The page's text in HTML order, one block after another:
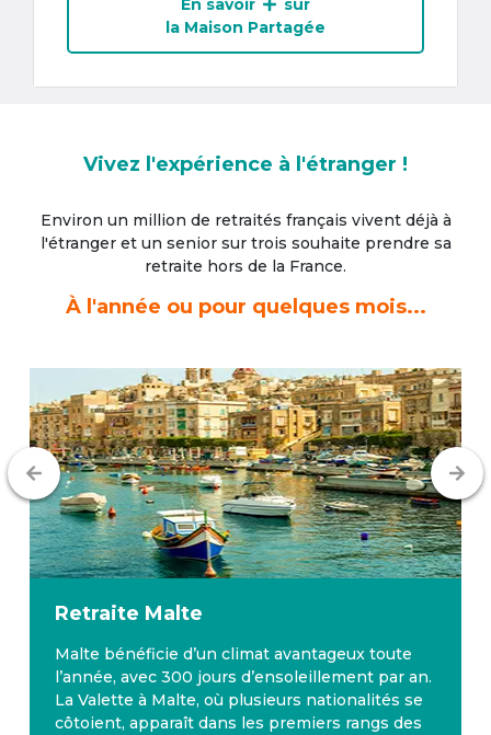
En savoir
sur
la Maison Partagée
Vivez l'expérience à l'étranger !
Environ un million de retraités français vivent déjà à
l'étrangeret un senior sur trois souhaite prendre sa
retraite hors de la France.
À l'année ou pour quelques mois...
Retraite Malte
Malte bénéficie d’un climat avantageux toute
l’année, avec 300 jours d’ensoleillement par an.
La Valette à Malte, où plusieurs nationalités se
côtoient, apparaît dans les premiers rangs des